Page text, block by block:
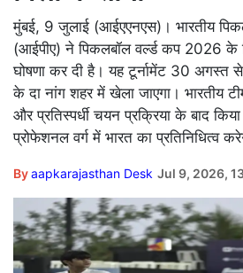
मुंबई, 9 जुलाई (आईएएनएस)। भारतीय
(आईपीए) ने पिकलबॉल वर्ल्ड कप 2026 के
घोषणा कर दी है। यह टूर्नामेंट 30 अगस्त
के दा नांग शहर में खेला जाएगा। भारतीय
और प्रतिस्पर्धी चयन प्रक्रिया के बाद
प्रोफेशनल वर्ग में भारत का प्रतिनिधित्व
Byaapkarajasthan Desk Jul 9, 2026,